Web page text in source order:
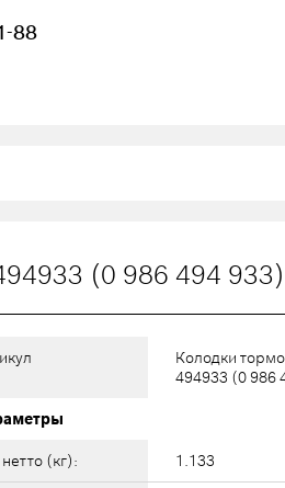
88
(0 986 494 933)
Колодки
494933 (0 986
(кг): 1.133